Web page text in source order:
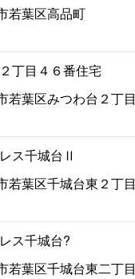
若葉区高品町
丁目４６番住宅
若葉区みつわ台２丁目
ス千城台Ⅱ
若葉区千城台東２丁目
ス千城台?
若葉区千城台東二丁目